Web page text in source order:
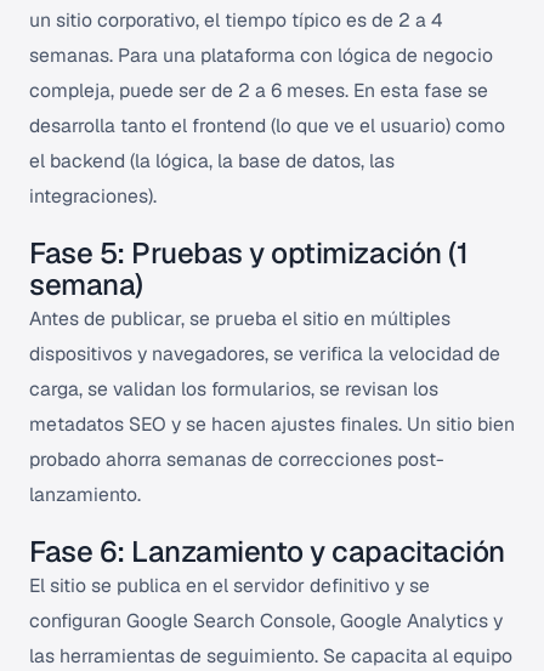
un sitio corporativo, el tiempo típico es de 2 a 4
semanas. Para una plataforma con lógica de negocio
compleja, puede ser de 2 a 6 meses. En esta fase se
desarrolla tanto el frontend (lo que ve el usuario) como
el backend (la lógica, la base de datos, las
integraciones).
Fase 5: Pruebas y optimización (1
semana)
Antes de publicar, se prueba el sitio en múltiples
dispositivos y navegadores, se verifica la velocidad de
carga, se validan los formularios, se revisan los
metadatos SEO y se hacen ajustes finales. Un sitio bien
probado ahorra semanas de correcciones post-
lanzamiento.
Fase 6: Lanzamiento y capacitación
El sitio se publica en el servidor definitivo y se
configuran Google Search Console, Google Analytics y
las herramientas de seguimiento. Se capacita al equipo